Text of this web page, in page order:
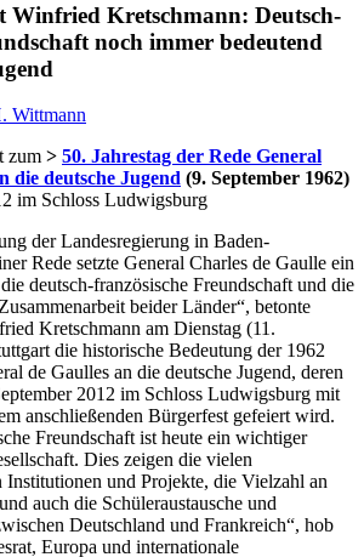
Winfried Kretschmann: Deutsch-
noch immer bedeutend
Wittmann
zum > 50. Jahrestag der Rede General
die deutsche Jugend (9. September 1962)
im Schloss Ludwigsburg
der Landesregierung in Baden-
Rede setzte General Charles de Gaulle ein
deutsch-französische Freundschaft und die
beider Länder“, betonte
Kretschmann am Dienstag (11.
die historische Bedeutung der 1962
de Gaulles an die deutsche Jugend, deren
2012 im Schloss Ludwigsburg mit
anschließenden Bürgerfest gefeiert wird.
Freundschaft ist heute ein wichtiger
Dies zeigen die vielen
Institutionen und Projekte, die Vielzahl an
auch die Schüleraustausche und
Deutschland und Frankreich“, hob
Europa und internationale